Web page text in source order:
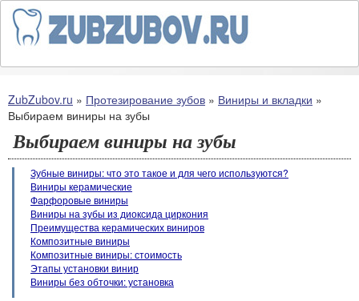
ZubZubov.ru » Протезирование зубов » Виниры и вкладки »
Выбираем виниры на зубы
Выбираем виниры на зубы
Зубные виниры: что это такое и для чего используются?
Виниры керамические
Фарфоровые виниры
Виниры на зубы из диоксида циркония
Преимущества керамических виниров
Композитные виниры
Композитные виниры: стоимость
Этапы установки винир
Виниры без обточки: установка